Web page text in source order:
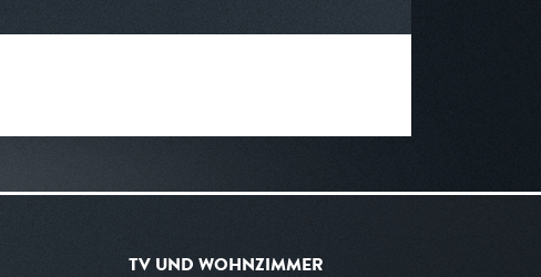
TV UND WOHNZIMMER